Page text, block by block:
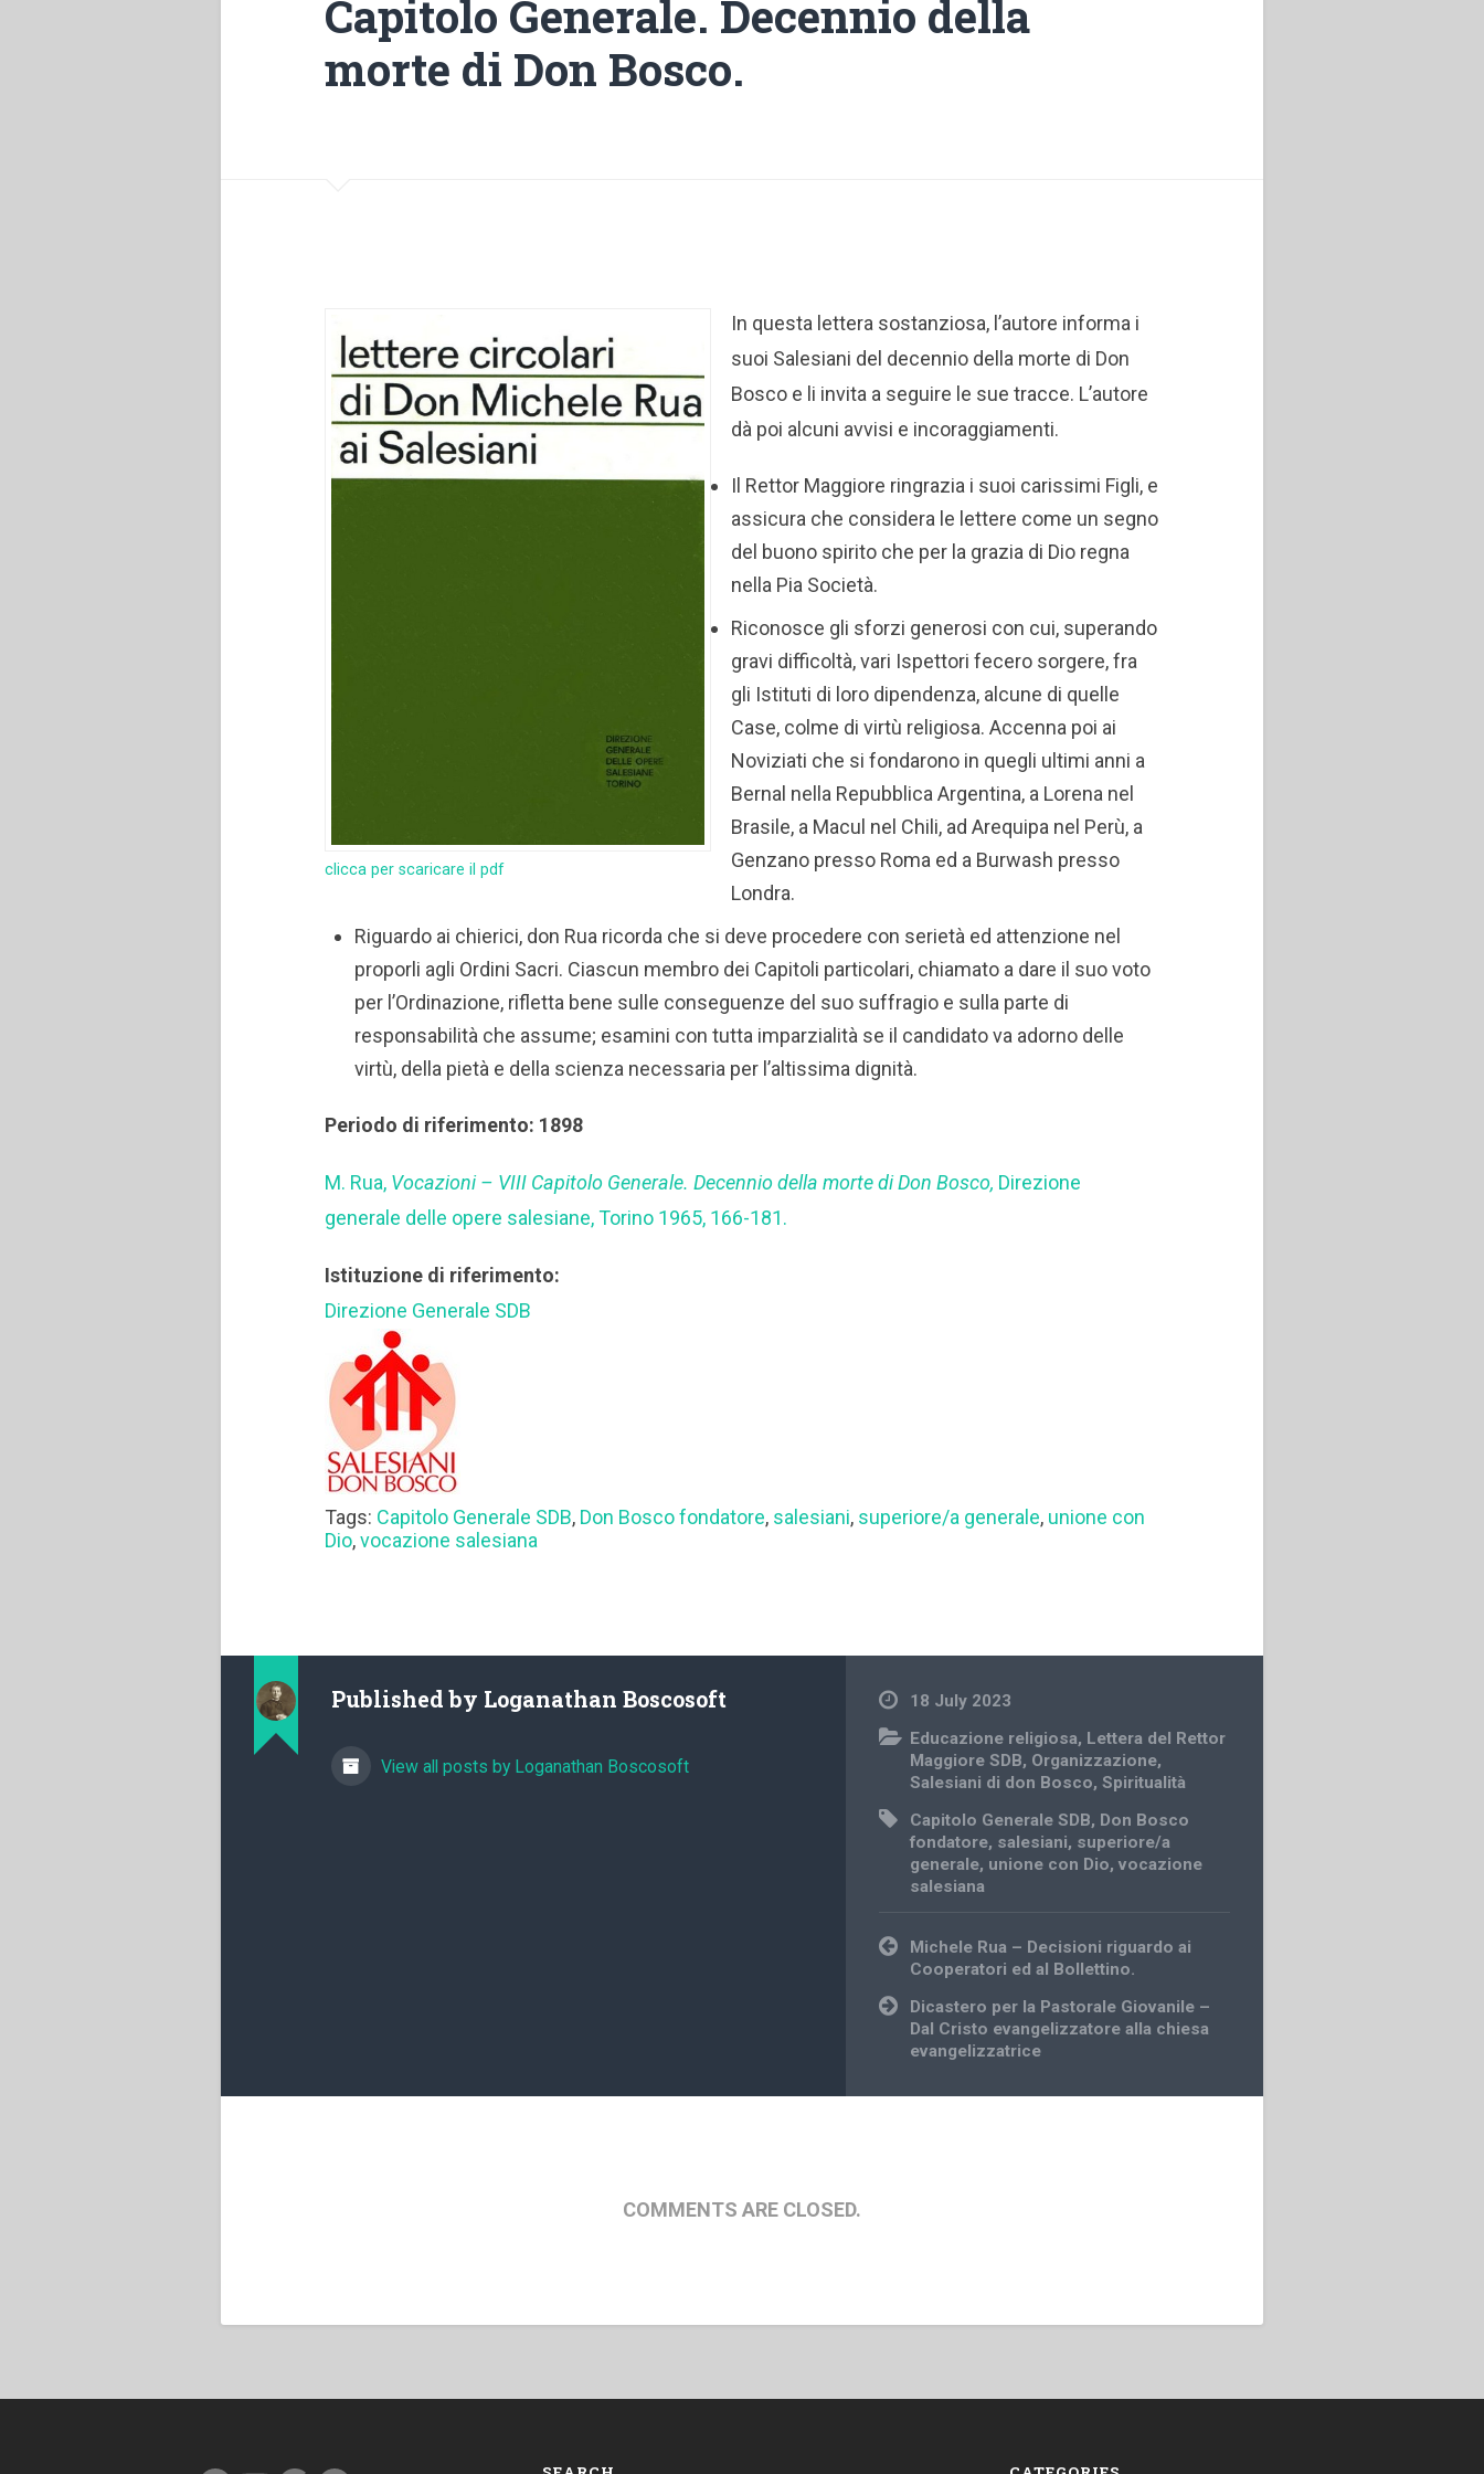
Capitolo Generale. Decennio della
morte di Don Bosco.
clicca per scaricare il pdf
In questa lettera sostanziosa, l’autore informa i
suoi Salesiani del decennio della morte di Don
Bosco e li invita a seguire le sue tracce. L’autore
dà poi alcuni avvisi e incoraggiamenti.
Il Rettor Maggiore ringrazia i suoi carissimi Figli, e
assicura che considera le lettere come un segno
del buono spirito che per la grazia di Dio regna
nella Pia Società.
Riconosce gli sforzi generosi con cui, superando
gravi difficoltà, vari Ispettori fecero sorgere, fra
gli Istituti di loro dipendenza, alcune di quelle
Case, colme di virtù religiosa. Accenna poi ai
Noviziati che si fondarono in quegli ultimi anni a
Bernal nella Repubblica Argentina, a Lorena nel
Brasile, a Macul nel Chili, ad Arequipa nel Perù, a
Genzano presso Roma ed a Burwash presso
Londra.
Riguardo ai chierici, don Rua ricorda che si deve procedere con serietà ed attenzione nel
proporli agli Ordini Sacri. Ciascun membro dei Capitoli particolari, chiamato a dare il suo voto
per l’Ordinazione, rifletta bene sulle conseguenze del suo suffragio e sulla parte di
responsabilità che assume; esamini con tutta imparzialità se il candidato va adorno delle
virtù, della pietà e della scienza necessaria per l’altissima dignità.
Periodo di riferimento: 1898
M. Rua, Vocazioni – VIII Capitolo Generale. Decennio della morte di Don Bosco, Direzione
generale delle opere salesiane, Torino 1965, 166-181.
Istituzione di riferimento:
Direzione Generale SDB
Tags: Capitolo Generale SDB, Don Bosco fondatore, salesiani, superiore/a generale, unione con
Dio,vocazione salesiana
Published by Loganathan Boscosoft
View all posts by Loganathan Boscosoft
18 July 2023
Educazione religiosa, Lettera del Rettor
Maggiore SDB, Organizzazione,
Salesiani di don Bosco,Spiritualità
Capitolo Generale SDB, Don Bosco
fondatore, salesiani, superiore/a
generale, unione con Dio,vocazione
salesiana
Post
navigation
Michele Rua – Decisioni riguardo ai
Cooperatori ed al Bollettino.
Dicastero per la Pastorale Giovanile –
Dal Cristo evangelizzatore alla chiesa
evangelizzatrice
COMMENTS ARE CLOSED.